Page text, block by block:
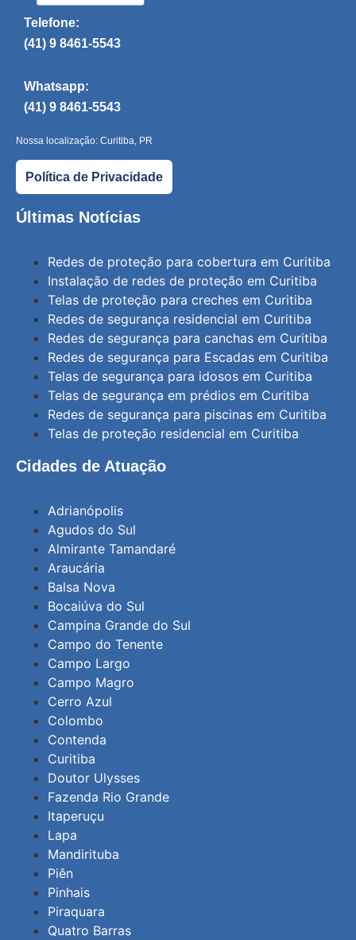
Telefone:
(41) 9 8461-5543
Whatsapp:
(41) 9 8461-5543
Nossa localização: Curitiba, PR
Política de Privacidade
Últimas Notícias
Redes de proteção para cobertura em Curitiba
Instalação de redes de proteção em Curitiba
Telas de proteção para creches em Curitiba
Redes de segurança residencial em Curitiba
Redes de segurança para canchas em Curitiba
Redes de segurança para Escadas em Curitiba
Telas de segurança para idosos em Curitiba
Telas de segurança em prédios em Curitiba
Redes de segurança para piscinas em Curitiba
Telas de proteção residencial em Curitiba
Cidades de Atuação
Adrianópolis
Agudos do Sul
Almirante Tamandaré
Araucária
Balsa Nova
Bocaiúva do Sul
Campina Grande do Sul
Campo do Tenente
Campo Largo
Campo Magro
Cerro Azul
Colombo
Contenda
Curitiba
Doutor Ulysses
Fazenda Rio Grande
Itaperuçu
Lapa
Mandirituba
Piên
Pinhais
Piraquara
Quatro Barras